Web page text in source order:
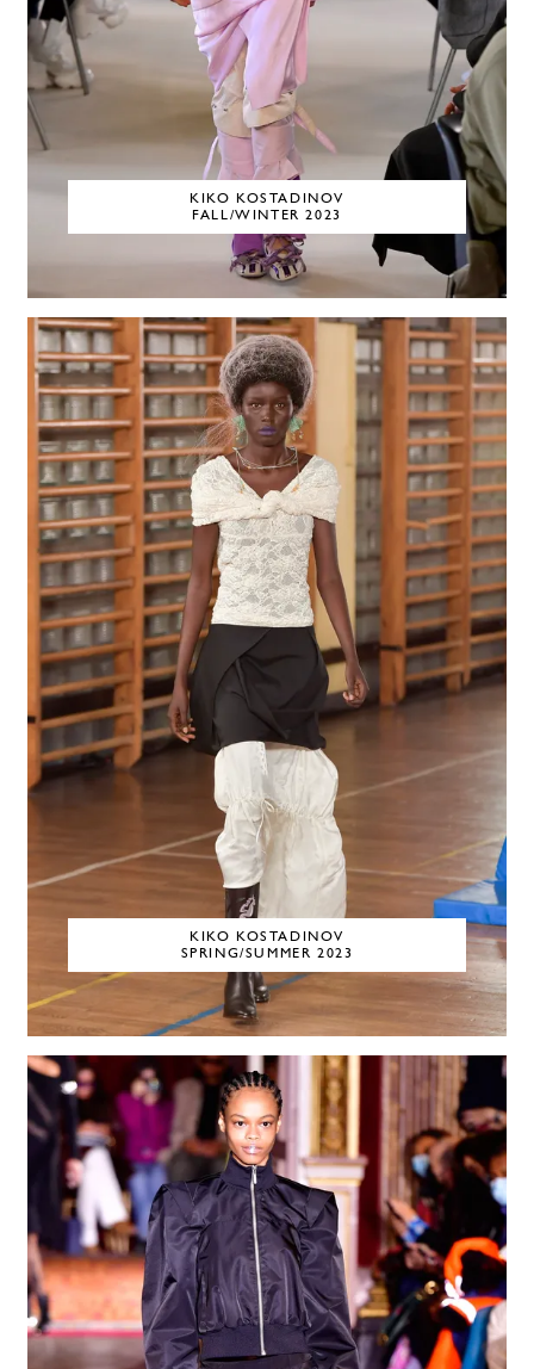
KIKO KOSTADINOV
FALL/WINTER 2023
KIKO KOSTADINOV
SPRING/SUMMER 2023